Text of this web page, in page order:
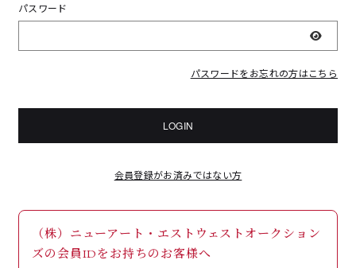
パスワード
表示
パスワードをお忘れの方はこちら
LOGIN
会員登録がお済みではない方
（株）ニューアート・エストウェストオークション
ズの会員IDをお持ちのお客様へ